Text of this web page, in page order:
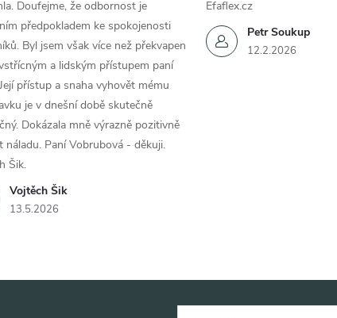
v
ý
p
i
s
u
Vojtěch Šik
13.5.2026
Doufejme, že odbornost je
předpokladem ke spokojenosti
Byl jsem však více než překvapen
a lidským přístupem paní
přístup a snaha vyhovět mému
je v dnešní době skutečně
Dokázala mně výrazně pozitivně
náladu. Paní Vobrubová - děkuji.
Šik.
Petr Soukup
12.2.2026
Efaflex.cz